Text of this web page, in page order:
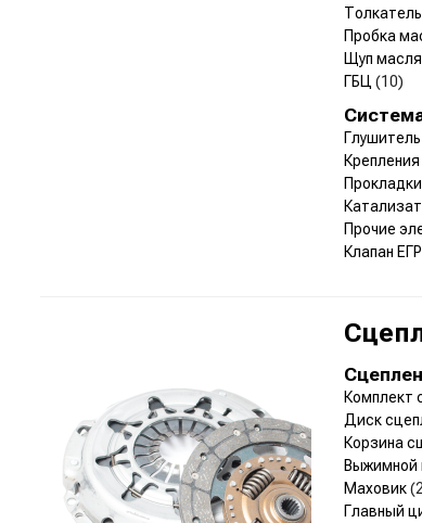
Пробка
Щуп
ГБЦ (10)
Прочие
Клапан ЕГР
Комплект
Диск
Корзина
Выжимной
Маховик
Главный